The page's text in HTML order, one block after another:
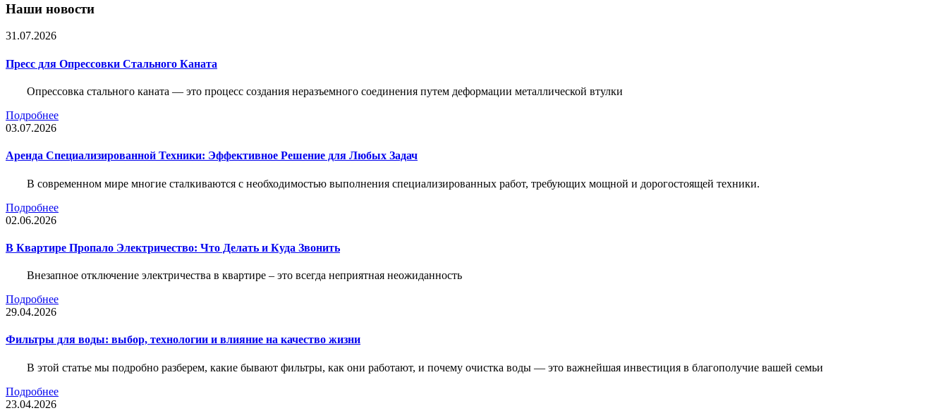
Наши новости
31.07.2026
Пресс для Опрессовки Стального Каната
Опрессовка стального каната — это процесс создания неразъемного соединения путем деформации металлической втулки
Подробнее
03.07.2026
Аренда Специализированной Техники: Эффективное Решение для Любых Задач
В современном мире многие сталкиваются с необходимостью выполнения специализированных работ, требующих мощной и дорогостоящей техники.
Подробнее
02.06.2026
В Квартире Пропало Электричество: Что Делать и Куда Звонить
Внезапное отключение электричества в квартире – это всегда неприятная неожиданность
Подробнее
29.04.2026
Фильтры для воды: выбор, технологии и влияние на качество жизни
В этой статье мы подробно разберем, какие бывают фильтры, как они работают, и почему очистка воды — это важнейшая инвестиция в благополучие вашей семьи
Подробнее
23.04.2026